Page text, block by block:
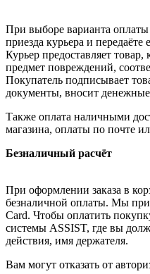
При выборе варианта
приезда курьера и
Курьер предоставляет
предмет повреждений,
Покупатель подписывает
документы, вносит денежные
Также оплата наличными
магазина, оплаты по почте
Безналичный расчёт
При оформлении заказа в
безналичной оплаты. Мы
Card. Чтобы оплатить
системы ASSIST, где вы
действия, имя держателя.
Вам могут отказать от